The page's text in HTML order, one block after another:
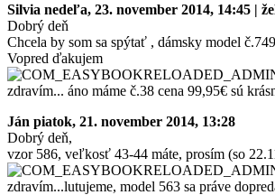
Silvia nedeľa, 23. november 2014, 14:45 |
Dobrý deň
Chcela by som sa spýtať , dámsky model
Vopred ďakujem
zdravím... áno máme č.38 cena 99,95€ sú
Ján piatok, 21. november 2014, 13:28
Dobrý deň,
vzor 586, veľkosť 43-44 máte, prosím (so
zdravím...lutujeme, model 563 sa práve